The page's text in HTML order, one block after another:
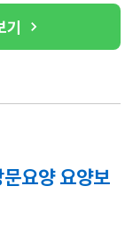
기
요양 요양보